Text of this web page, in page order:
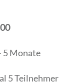
5 Monate
5 Teilnehmer